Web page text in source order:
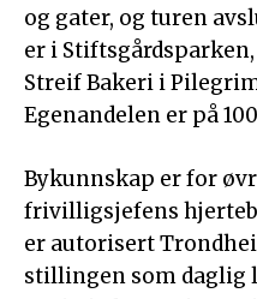
og gater, og turen
er i
Streif Bakeri i
Egenandelen er på
Bykunnskap er for
frivilligsjefens
er autorisert
stillingen som daglig